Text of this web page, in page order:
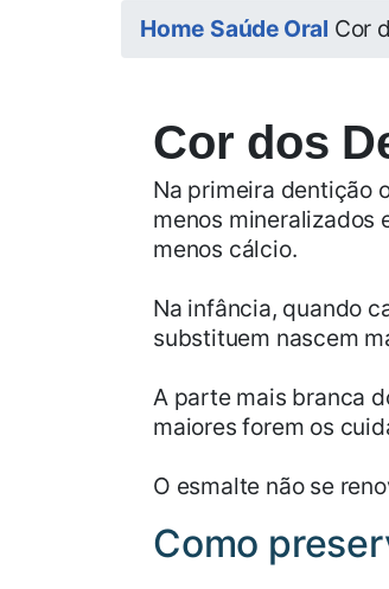
Home Saúde Oral Cor
Cor dos
Na primeira dentição
menos mineralizados
menos cálcio.
Na infância, quando
substituem nascem
A parte mais branca
maiores forem os
O esmalte não se
Como